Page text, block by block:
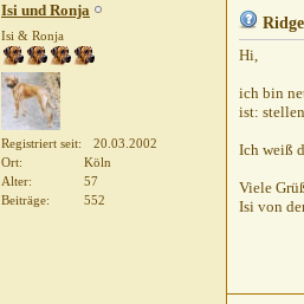
Isi und Ronja
Isi & Ronja
Registriert seit
20.03.2002
Ort
Köln
Alter
57
Beiträge
552
Ridge
Hi,
ich bin
ist:
Ich weiß
Viele
Isi von